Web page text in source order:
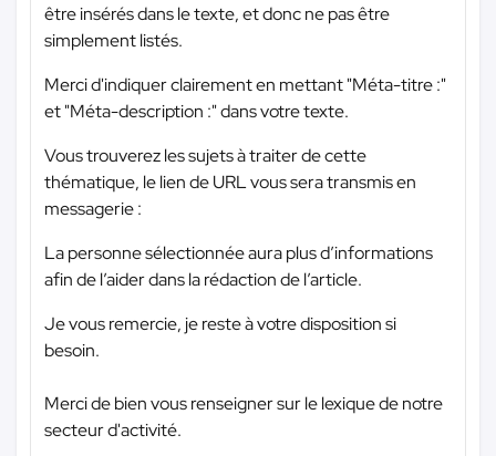
être insérés dans le texte, et donc ne pas être
simplement listés.
Merci d'indiquer clairement en mettant "Méta-titre :"
et "Méta-description :" dans votre texte.
Vous trouverez les sujets à traiter de cette
thématique, le lien de URL vous sera transmis en
messagerie :
La personne sélectionnée aura plus d’informations
afin de l’aider dans la rédaction de l’article.
Je vous remercie, je reste à votre disposition si
besoin.
Merci de bien vous renseigner sur le lexique de notre
secteur d'activité.